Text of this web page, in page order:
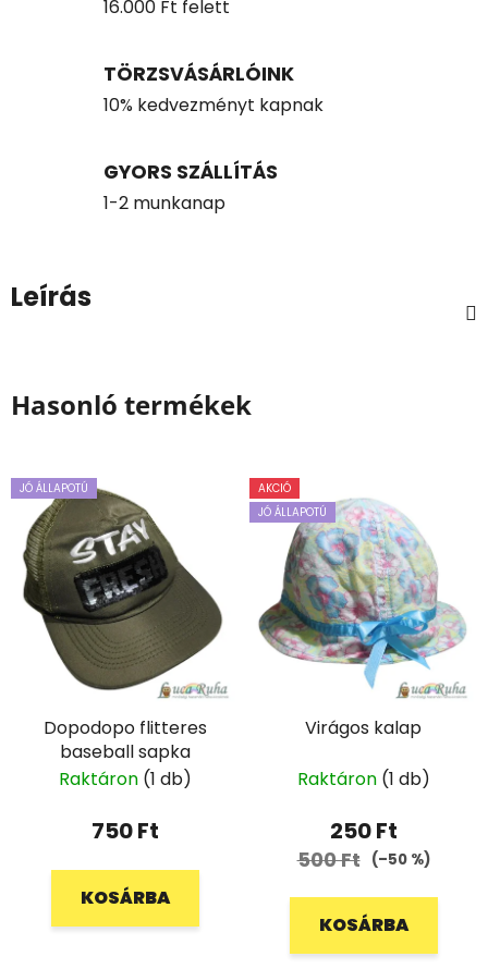
16.000 Ft felett
TÖRZSVÁSÁRLÓINK
10% kedvezményt kapnak
GYORS SZÁLLÍTÁS
1-2 munkanap
Leírás
Hasonló termékek
JÓ ÁLLAPOTÚ
Dopodopo flitteres
baseball sapka
Raktáron (1 db)
750 Ft
KOSÁRBA
AKCIÓ
JÓ ÁLLAPOTÚ
Virágos kalap
Raktáron (1 db)
250 Ft
500 Ft (–50 %)
KOSÁRBA